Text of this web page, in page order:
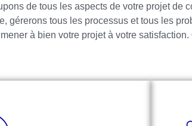
de tous les aspects de votre projet de
gérerons tous les processus et tous les
à bien votre projet à votre